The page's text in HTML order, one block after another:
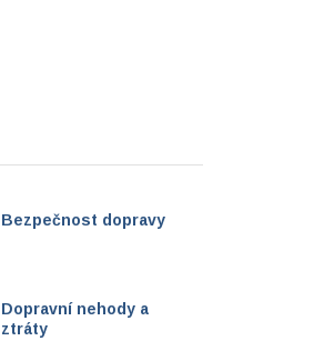
Bezpečnost dopravy
Dopravní nehody a
ztráty